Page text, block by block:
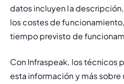
datos incluyen la
los costes de
tiempo previsto de
Con Infraspeak, los técnicos
esta información y más